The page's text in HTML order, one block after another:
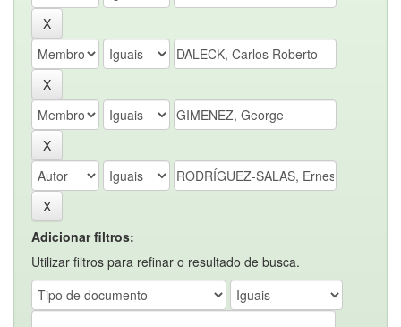
Adicionar filtros:
Utilizar filtros para refinar o resultado de busca.